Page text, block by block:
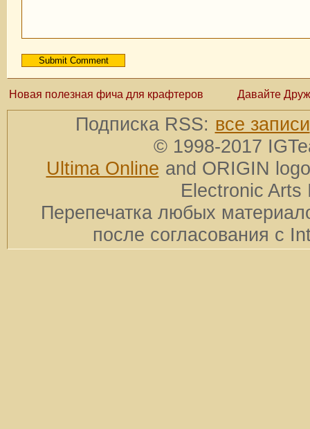
Давайте
Новая полезная фича для крафтеров
Подписка RSS: все записи
© 1998-2017
Ultima Online and ORIGIN
Electronic Arts
Перепечатка любых
после согласования с